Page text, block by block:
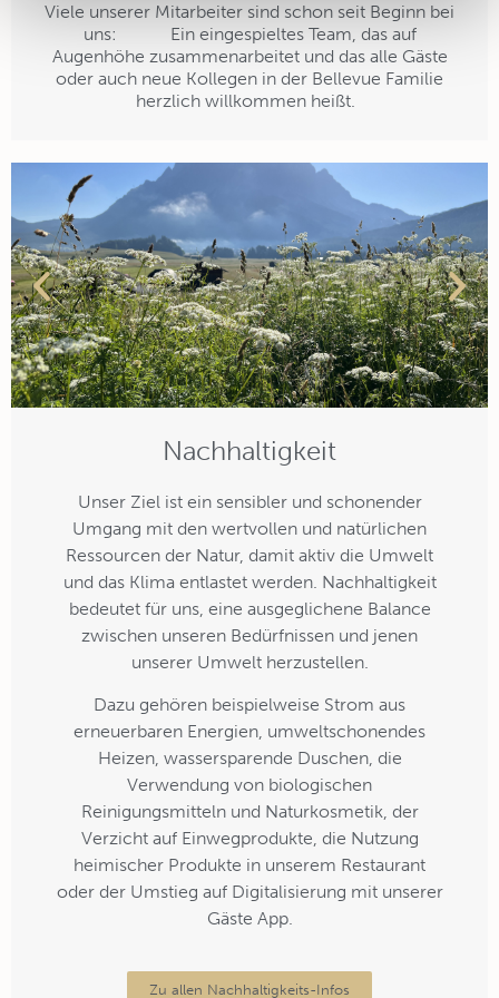
Viele unserer Mitarbeiter sind schon seit Beginn bei
uns: Ein eingespieltes Team, das auf
Augenhöhe zusammenarbeitet und das alle Gäste
oder auch neue Kollegen in der Bellevue Familie
herzlich willkommen heißt.
Nachhaltigkeit
Unser Ziel ist ein sensibler und schonender
Umgang mit den wertvollen und natürlichen
Ressourcen der Natur, damit aktiv die Umwelt
und das Klima entlastet werden. Nachhaltigkeit
bedeutet für uns, eine ausgeglichene Balance
zwischen unseren Bedürfnissen und jenen
unserer Umwelt herzustellen.
Dazu gehören beispielweise Strom aus
erneuerbaren Energien, umweltschonendes
Heizen, wassersparende Duschen, die
Verwendung von biologischen
Reinigungsmitteln und Naturkosmetik, der
Verzicht auf Einwegprodukte, die Nutzung
heimischer Produkte in unserem Restaurant
oder der Umstieg auf Digitalisierung mit unserer
Gäste App.
Zu allen Nachhaltigkeits-Infos